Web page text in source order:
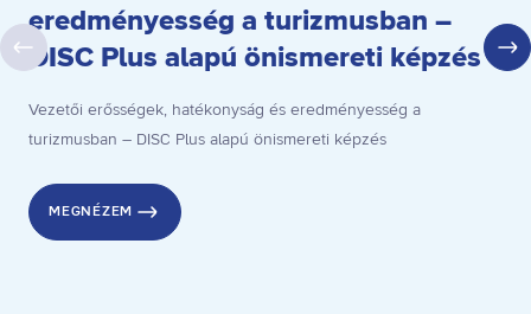
eredményesség a turizmusban –
DISC Plus alapú önismereti képzés
Vezetői erősségek, hatékonyság és eredményesség a
turizmusban – DISC Plus alapú önismereti képzés
MEGNÉZEM